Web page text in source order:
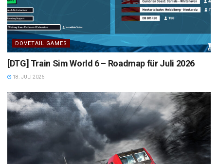
DOVETAIL GAMES
[DTG] Train Sim World 6 – Roadmap für Juli 2026
18. JULI 2026